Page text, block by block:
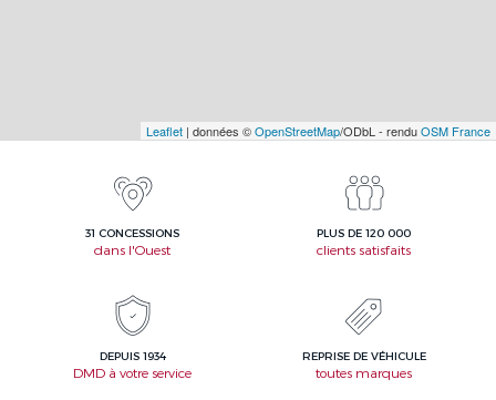
Leaflet | données ©OpenStreetMap/ODbL - renduOSM France
31 CONCESSIONS
dans l'Ouest
PLUS DE 120 000
clients satisfaits
DEPUIS 1934
DMD à votre service
REPRISE DE VÉHICULE
toutes marques